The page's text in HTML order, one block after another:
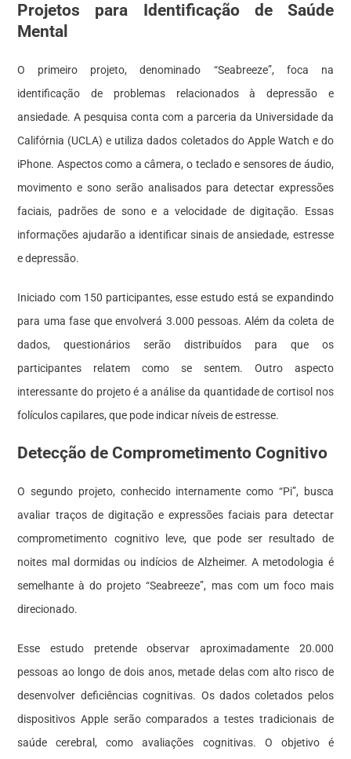
Projetos para Identificação de Saúde
Mental
O primeiro projeto, denominado “Seabreeze”, foca na
identificação de problemas relacionados à depressão e
ansiedade. A pesquisa conta com a parceria da Universidade da
Califórnia (UCLA) e utiliza dados coletados do Apple Watch e do
iPhone. Aspectos como a câmera, o teclado e sensores de áudio,
movimento e sono serão analisados para detectar expressões
faciais, padrões de sono e a velocidade de digitação. Essas
informações ajudarão a identificar sinais de ansiedade, estresse
e depressão.
Iniciado com 150 participantes, esse estudo está se expandindo
para uma fase que envolverá 3.000 pessoas. Além da coleta de
dados, questionários serão distribuídos para que os
participantes relatem como se sentem. Outro aspecto
interessante do projeto é a análise da quantidade de cortisol nos
folículos capilares, que pode indicar níveis de estresse.
Detecção de Comprometimento Cognitivo
O segundo projeto, conhecido internamente como “Pi”, busca
avaliar traços de digitação e expressões faciais para detectar
comprometimento cognitivo leve, que pode ser resultado de
noites mal dormidas ou indícios de Alzheimer. A metodologia é
semelhante à do projeto “Seabreeze”, mas com um foco mais
direcionado.
Esse estudo pretende observar aproximadamente 20.000
pessoas ao longo de dois anos, metade delas com alto risco de
desenvolver deficiências cognitivas. Os dados coletados pelos
dispositivos Apple serão comparados a testes tradicionais de
saúde cerebral, como avaliações cognitivas. O objetivo é